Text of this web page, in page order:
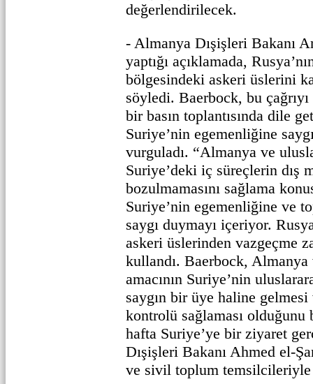
değerlendirilecek.
- Almanya Dışişleri Bakanı
yaptığı açıklamada,
bölgesindeki askeri üslerini
söyledi. Baerbock, bu
bir basın toplantısında dile
Suriye’nin egemenliğine
vurguladı. “Almanya ve
Suriye’deki iç süreçlerin dış
bozulmamasını sağlama
Suriye’nin egemenliğine ve
saygı duymayı içeriyor.
askeri üslerinden vazgeçme
kullandı. Baerbock,
amacının Suriye’nin
saygın bir üye haline
kontrolü sağlaması
hafta Suriye’ye bir ziyaret
Dışişleri Bakanı Ahmed el-
ve sivil toplum temsilcileriyle